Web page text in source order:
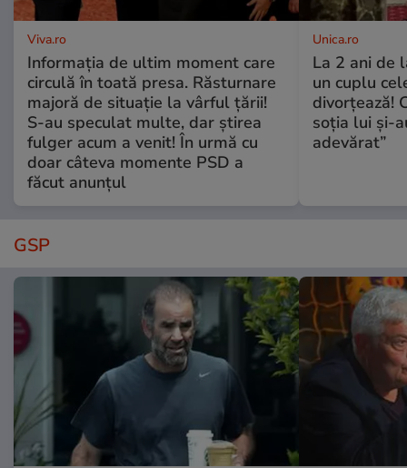
Viva.ro
Informația de ultim moment care
circulă în toată presa. Răsturnare
majoră de situație la vârful țării!
S-au speculat multe, dar știrea
fulger acum a venit! În urmă cu
doar câteva momente PSD a
făcut anunțul
Unica.ro
La 2 ani de
un cuplu
divorțează!
soția lui și-
adevărat”
GSP